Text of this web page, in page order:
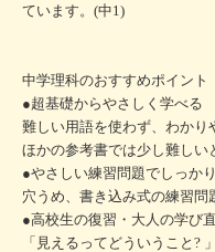
ています。(中1)
中学理科のおすすめポイント
●超基礎からやさしく学べる
難しい用語を使わず、わかり
ほかの参考書では少し難しい
●やさしい練習問題でしっか
穴うめ、書き込み式の練習問
●高校生の復習・大人の学び
「見えるってどういうこと?